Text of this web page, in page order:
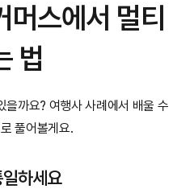
스에서 멀티
법
을까요? 여행사 사례에서 배울 수
풀어볼게요.
하세요